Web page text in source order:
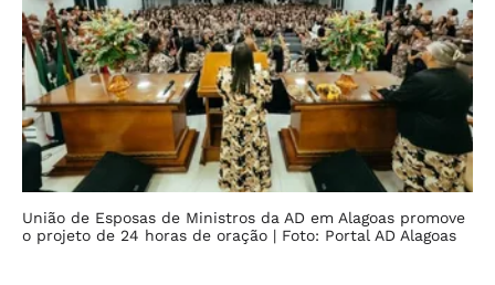
União de Esposas de Ministros da AD em Alagoas promove
o projeto de 24 horas de oração | Foto: Portal AD Alagoas